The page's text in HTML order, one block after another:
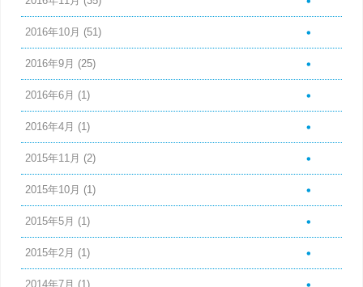
2016年10月 (51)
2016年9月 (25)
2016年6月 (1)
2016年4月 (1)
2015年11月 (2)
2015年10月 (1)
2015年5月 (1)
2015年2月 (1)
2014年7月 (1)